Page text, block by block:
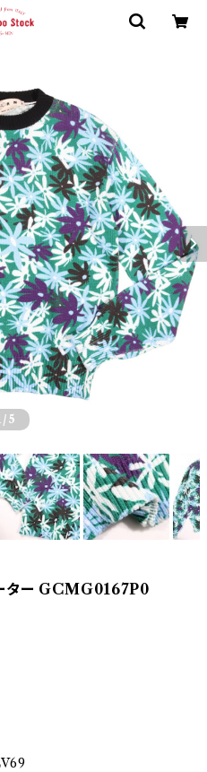
/5
ター GCMG0167P0